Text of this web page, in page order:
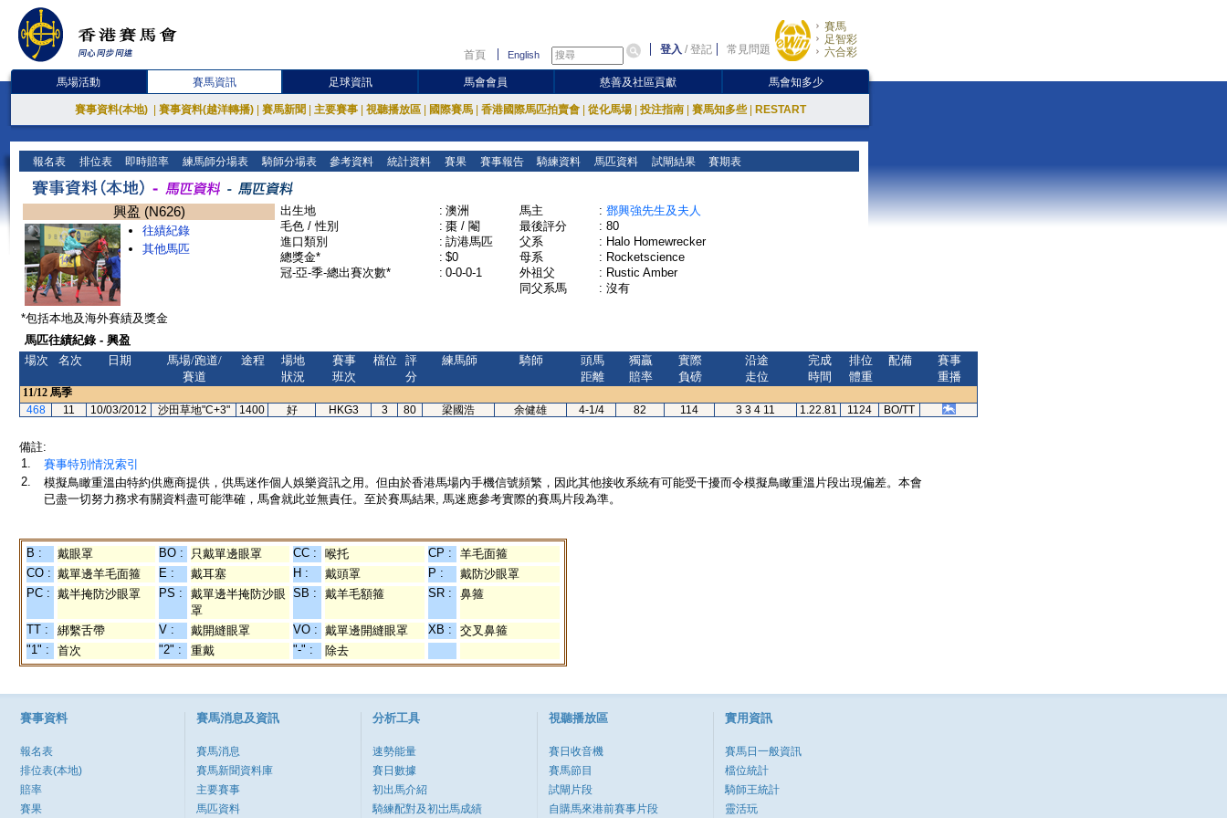
首頁 English 登入 /登記 常見問題
賽馬
足智彩
六合彩
馬場活動 賽馬資訊 足球資訊 馬會會員 慈善及社區貢獻 馬會知多少
賽事資料(本地) 賽事資料(越洋轉播) 賽馬新聞 主要賽事 視聽播放區 國際賽馬 香港國際馬匹拍賣會 從化馬場 投注指南 賽馬知多些 RESTART
報名表 排位表 即時賠率 練馬師分場表 騎師分場表 參考資料 統計資料 賽果 賽事報告 騎練資料 馬匹資料 試閘結果 賽期表
興盈 (N626)
往績紀錄
其他馬匹
出生地 : 澳洲
毛色 / 性別
: 棗 / 閹
進口類別
: 訪港馬匹
總獎金*
: $0
冠-亞-季-總出賽次數*
: 0-0-0-1
馬主 : 鄧興強先生及夫人
最後評分
: 80
父系
: Halo Homewrecker
母系
: Rocketscience
外祖父
: Rustic Amber
同父系馬
: 沒有
*包括本地及海外賽績及獎金
馬匹往績紀錄 - 興盈
場次
名次 日期
馬場/跑道/
賽道
途程
場地
狀況
賽事
班次
檔位
評
分
練馬師 騎師
頭馬
距離
獨贏
賠率
實際
負磅
沿途
走位
完成
時間
排位
體重
配備
賽事
重播
11/12 馬季
468
11 10/03/2012 沙田草地"C+3" 1400 好 HKG3 3 80 梁國浩 余健雄 4-1/4 82 114 3 3 4 11 1.22.81 1124 BO/TT
備註:
1.
賽事特別情況索引
2.
模擬鳥瞰重溫由特約供應商提供，供馬迷作個人娛樂資訊之用。但由於香港馬場內手機信號頻繁，因此其他接收系統有可能受干擾而令模擬鳥瞰重溫片段出現偏差。本會
已盡一切努力務求有關資料盡可能準確，馬會就此並無責任。至於賽馬結果, 馬迷應參考實際的賽馬片段為準。
B : 戴眼罩 BO : 只戴單邊眼罩 CC : 喉托 CP :
羊毛面箍
CO : 戴單邊羊毛面箍 E : 戴耳塞 H : 戴頭罩 P :
戴防沙眼罩
PC : 戴半掩防沙眼罩 PS :
戴單邊半掩防沙眼
罩
SB : 戴羊毛額箍 SR : 鼻箍
TT : 綁繫舌帶 V : 戴開縫眼罩 VO : 戴單邊開縫眼罩 XB :
交叉鼻箍
"1" :
首次 "2" : 重戴 "-" : 除去
賽事資料
報名表
排位表(本地)
賠率
賽果
賽馬消息及資訊
賽馬消息
賽馬新聞資料庫
主要賽事
馬匹資料
分析工具
速勢能量
賽日數據
初出馬介紹
騎練配對及初岀馬成績
視聽播放區
賽日收音機
賽馬節目
試閘片段
自購馬來港前賽事片段
實用資訊
賽馬日一般資訊
檔位統計
騎師王統計
靈活玩